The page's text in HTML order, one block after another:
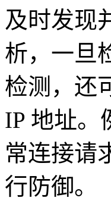
及时发现
析，一旦
检测，还
IP 地址。
常连接请
行防御。